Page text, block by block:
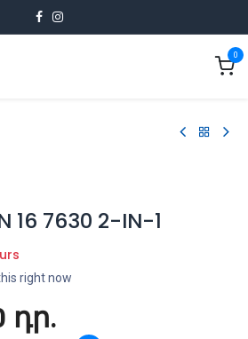
0
16 7630 2-IN-1
right now
դր.